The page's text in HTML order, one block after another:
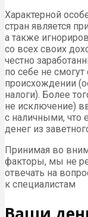
Характерной
стран является
а также
со всех своих
честно
по себе не
происхождении
налоги). Более
не исключение)
с наличными, что
денег из
Принимая во
факторы, мы не
отвечать на
к специалистам